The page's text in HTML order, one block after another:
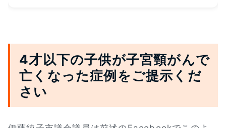
4才以下の子供が子宮頸がんで
亡くなった症例をご提示くだ
さい